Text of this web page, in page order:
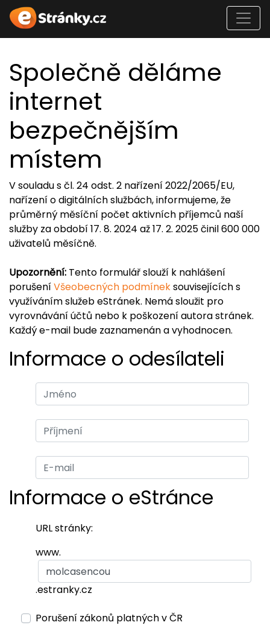
Společně děláme
internet
bezpečnějším
místem
V souladu s čl. 24 odst. 2 nařízení 2022/2065/EU,
nařízení o digitálních službách, informujeme, že
průměrný měsíční počet aktivních příjemců naší
služby za období 17. 8. 2024 až 17. 2. 2025 činil 600 000
uživatelů měsíčně.
Upozornění: Tento formulář slouží k nahlášení
porušeníVšeobecných podmíneksouvisejících s
využíváním služeb eStránek. Nemá sloužit pro
vyrovnávání účtů nebo k poškození autora stránek.
Každý e-mail bude zaznamenán a vyhodnocen.
Informace o odesílateli
Informace o eStránce
URL stránky:
www.
.estranky.cz
Porušení zákonů platných v ČR